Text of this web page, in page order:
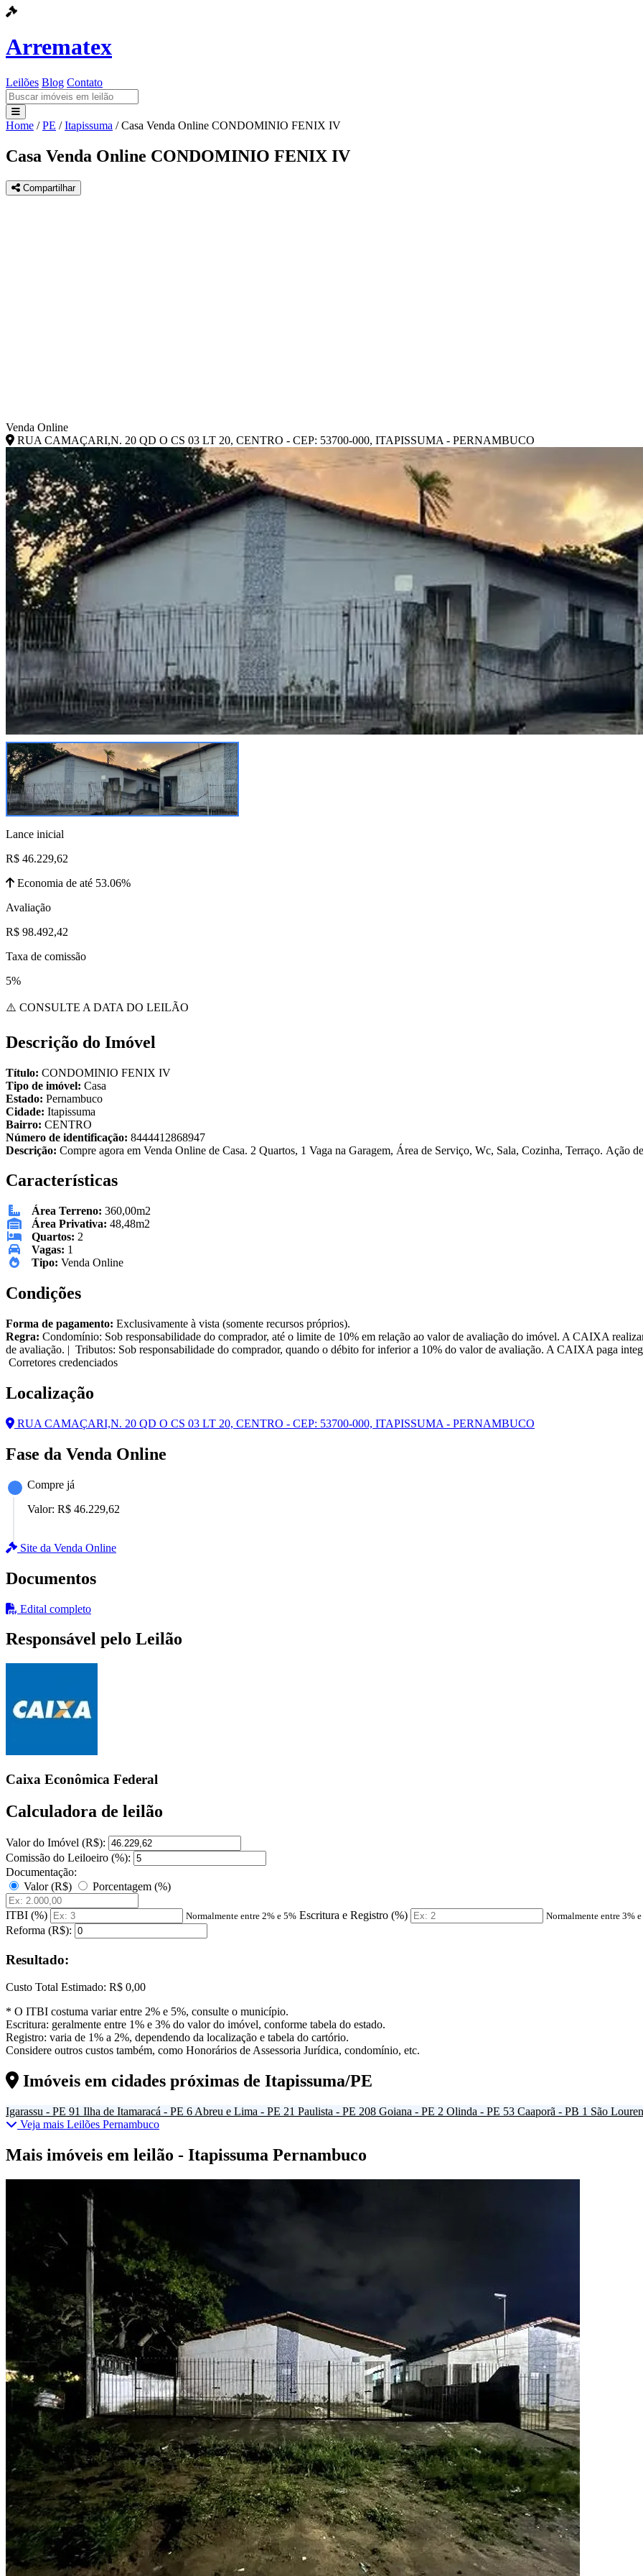
Arrematex
Leilões Blog Contato
Leilões
Blog
Contato
Home / PE / Itapissuma / Casa Venda Online CONDOMINIO FENIX IV
Casa Venda Online CONDOMINIO FENIX IV
Compartilhar
Venda Online
RUA CAMAÇARI,N. 20 QD O CS 03 LT 20, CENTRO - CEP: 53700-000, ITAPISSUMA - PERNAMBUCO
Lance inicial
R$ 46.229,62
Economia de até 53.06%
Avaliação
R$ 98.492,42
Taxa de comissão
5%
⚠️ CONSULTE A DATA DO LEILÃO
Descrição do Imóvel
Título: CONDOMINIO FENIX IV
Tipo de imóvel: Casa
Estado: Pernambuco
Cidade: Itapissuma
Bairro: CENTRO
Número de identificação: 8444412868947
Descrição: Compre agora em Venda Online de Casa. 2 Quartos, 1 Vaga na Garagem, Área de Serviço, Wc, Sala, Cozinha, Terraço. Ação
Características
Área Terreno: 360,00m2
Área Privativa: 48,48m2
Quartos: 2
Vagas: 1
Tipo: Venda Online
Condições
Forma de pagamento: Exclusivamente à vista (somente recursos próprios).
Regra: Condomínio: Sob responsabilidade do comprador, até o limite de 10% em relação ao valor de avaliação do imóvel. A CAIXA
de avaliação. | Tributos: Sob responsabilidade do comprador, quando o débito for inferior a 10% do valor de avaliação. A CAIXA paga
Corretores credenciados
Localização
RUA CAMAÇARI,N. 20 QD O CS 03 LT 20, CENTRO - CEP: 53700-000, ITAPISSUMA - PERNAMBUCO
Fase da Venda Online
Compre já
Valor: R$ 46.229,62
Site da Venda Online
Documentos
Edital completo
Responsável pelo Leilão
Caixa Econômica Federal
Calculadora de leilão
Valor do Imóvel (R$):
Comissão do Leiloeiro (%):
Documentação:
Valor (R$)
Porcentagem (%)
ITBI (%) Normalmente entre 2% e 5% Escritura e Registro (%) Normalmente entre 3%
Reforma (R$):
Resultado:
Custo Total Estimado: R$ 0,00
* O ITBI costuma variar entre 2% e 5%, consulte o município.
Escritura: geralmente entre 1% e 3% do valor do imóvel, conforme tabela do estado.
Registro: varia de 1% a 2%, dependendo da localização e tabela do cartório.
Considere outros custos também, como Honorários de Assessoria Jurídica, condomínio, etc.
Imóveis em cidades próximas de Itapissuma/PE
Igarassu - PE 91 Ilha de Itamaracá - PE 6 Abreu e Lima - PE 21 Paulista - PE 208 Goiana - PE 2 Olinda - PE 53 Caaporã - PB 1 São
Veja mais Leilões Pernambuco
Mais imóveis em leilão - Itapissuma Pernambuco